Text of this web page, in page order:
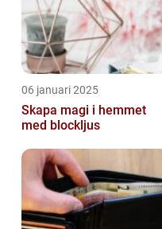
06 januari 2025
Skapa magi i hemmet
med blockljus